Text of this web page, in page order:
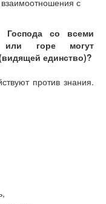
Господа со всеми
или горе могут
единство)?
против знания.